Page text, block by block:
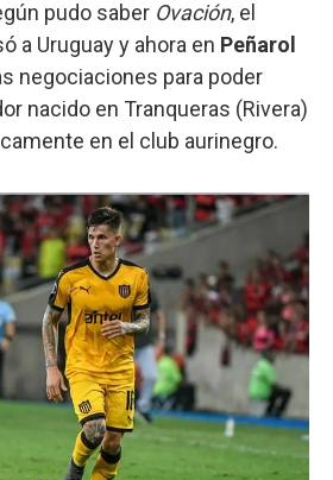
pudo saber Ovación, el
a Uruguay y ahora en Peñarol
negociaciones para poder
nacido en Tranqueras (Rivera)
en el club aurinegro.